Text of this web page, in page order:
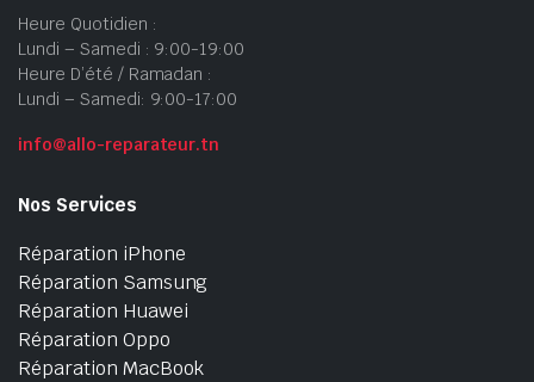
Heure Quotidien :
Lundi – Samedi : 9:00-19:00
Heure D’été / Ramadan :
Lundi – Samedi: 9:00-17:00
info@allo-reparateur.tn
Nos Services
Réparation iPhone
Réparation Samsung
Réparation Huawei
Réparation Oppo
Réparation MacBook